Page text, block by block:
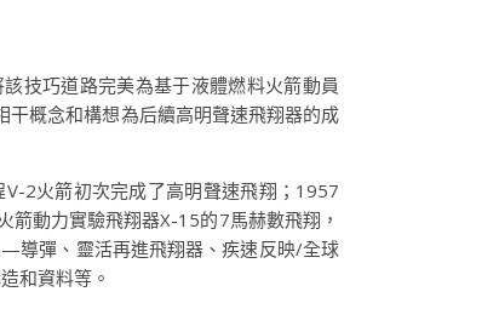
技巧道路完美為基于液體燃料火箭動員
概念和構想為后續高明聲速飛翔器的成
2火箭初次完成了高明聲速飛翔；1957
動力實驗飛翔器X-15的7馬赫數飛翔，
導彈、靈活再進飛翔器、疾速反映/全球
和資料等。